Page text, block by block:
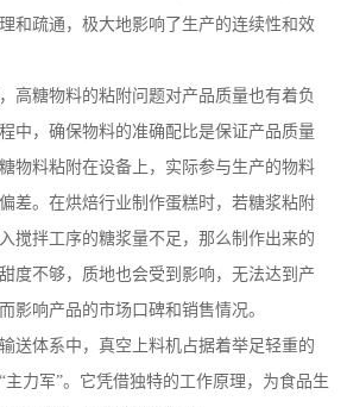
和疏通，极大地影响了生产的连续性和效
高糖物料的粘附问题对产品质量也有着负
中，确保物料的准确配比是保证产品质量
物料粘附在设备上，实际参与生产的物料
差。在烘焙行业制作蛋糕时，若糖浆粘附
搅拌工序的糖浆量不足，那么制作出来的
度不够，质地也会受到影响，无法达到产
影响产品的市场口碑和销售情况。
送体系中，真空上料机占据着举足轻重的
“主力军”。它凭借独特的工作原理，为食品生